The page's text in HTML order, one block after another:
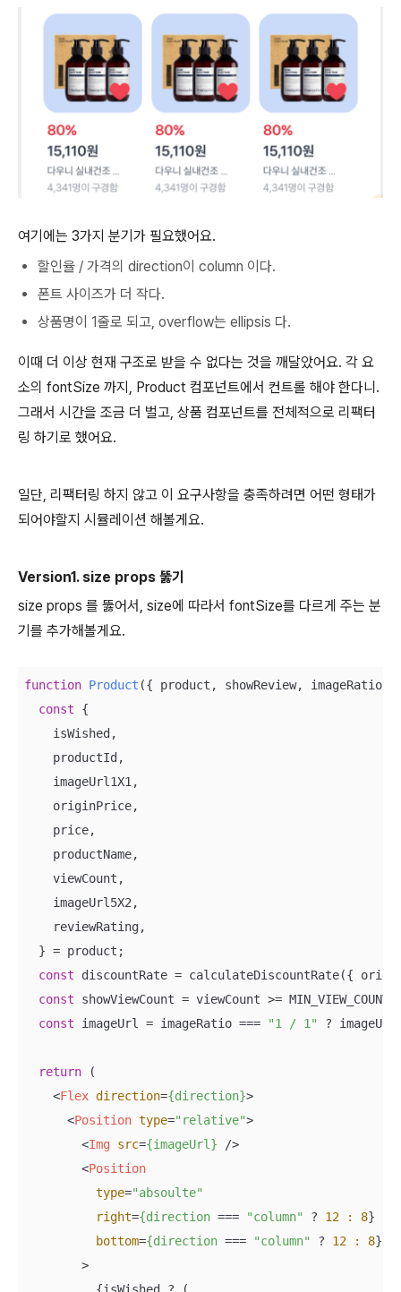
여기에는 3가지 분기가 필요했어요.
할인율 / 가격의 direction이 column 이다.
폰트 사이즈가 더 작다.
상품명이 1줄로 되고, overflow는 ellipsis 다.
이때 더 이상 현재 구조로 받을 수 없다는 것을 깨달았어요. 각 요
소의 fontSize 까지, Product 컴포넌트에서 컨트롤 해야 한다니.
그래서 시간을 조금 더 벌고, 상품 컴포넌트를 전체적으로 리팩터
링 하기로 했어요.
일단, 리팩터링 하지 않고 이 요구사항을 충족하려면 어떤 형태가
되어야할지 시뮬레이션 해볼게요.
Version1. size props 뚫기
size props 를 뚫어서, size에 따라서 fontSize를 다르게 주는 분
기를 추가해볼게요.
function Product ({ product, showReview,
const {
    isWished,
    productId,
    imageUrl1X1,
    originPrice,
    price,
    productName,
    viewCount,
    imageUrl5X2,
    reviewRating,
  } = product;
const discountRate = calculateDiscountRate({
const showViewCount = viewCount >=
const imageUrl = imageRatio === "1 / 1" ?
return (
<Flex direction={direction}>
<Position type="relative">
<Img src={imageUrl} />
<Position
type="absoulte"
right={direction === "column" ? 12 : 8}
bottom={direction === "column" ? 12 : 8}
        >
          {isWished ? (